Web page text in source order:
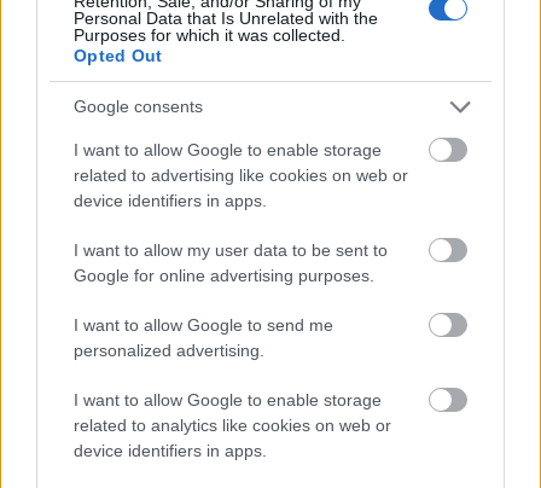
Personal Data that Is Unrelated with the
Purposes for which it was collected.
Opted Out
Google consents
I want to allow Google to enable storage
related to advertising like cookies on web or
device identifiers in apps.
I want to allow my user data to be sent to
Google for online advertising purposes.
I want to allow Google to send me
personalized advertising.
I want to allow Google to enable storage
related to analytics like cookies on web or
device identifiers in apps.
Manzoni/NordicFocus
Holder beina på jorda
Selv tar Kalland-Olsen hyllesten med ro.
Runar mener du kan fylle rollen til Torleif
Syrstad. Hva tenker du om det?
– Sier han det? Det er store sko å fylle. Men jeg tror
jo at jeg har noe å bidra med i laget, spesielt i
motbakker.
Han drømmer om pallen, men setter et mer
nøkternt mål for sesongen: